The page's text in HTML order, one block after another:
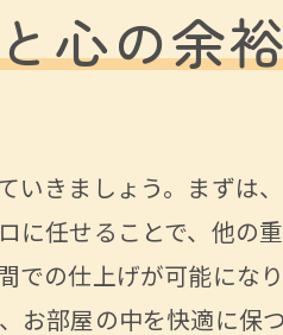
心の余
いきましょう。まずは
に任せることで、他の
での仕上げが可能にな
お部屋の中を快適に保